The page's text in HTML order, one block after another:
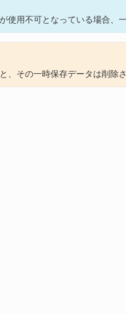
使用不可となっている場合、
、その一時保存データは削除